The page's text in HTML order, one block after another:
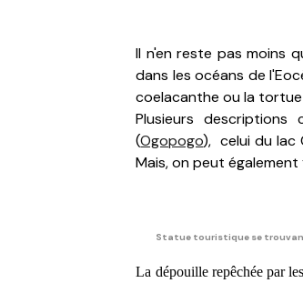
Il n'en reste pas moins
dans les océans de
coelacanthe ou la
Plusieurs
(Ogopogo), celui du lac
Mais, on peut
Statue touristique se trouvant
La dépouille repêchée par